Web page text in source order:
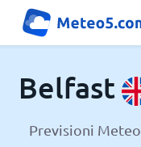
Belfast
Previsioni Meteo